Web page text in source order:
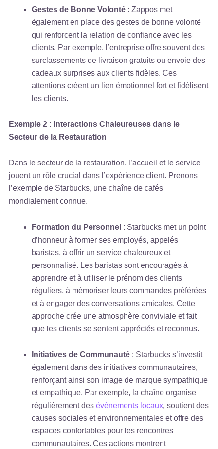
Gestes de Bonne Volonté: Zappos met
également en place des gestes de bonne volonté
qui renforcent la relation de confiance avec les
clients. Par exemple, l’entreprise offre souvent des
surclassements de livraison gratuits ou envoie des
cadeaux surprises aux clients fidèles. Ces
attentions créent un lien émotionnel fort et fidélisent
les clients.
Exemple 2 : Interactions Chaleureuses dans le
Secteur de la Restauration
Dans le secteur de la restauration, l’accueil et le service
jouent un rôle crucial dans l’expérience client. Prenons
l’exemple de Starbucks, une chaîne de cafés
mondialement connue.
Formation du Personnel : Starbucks met un point
d’honneur à former ses employés, appelés
baristas, à offrir un service chaleureux et
personnalisé. Les baristas sont encouragés à
apprendre et à utiliser le prénom des clients
réguliers, à mémoriser leurs commandes préférées
et à engager des conversations amicales. Cette
approche crée une atmosphère conviviale et fait
que les clients se sentent appréciés et reconnus.
Initiatives de Communauté: Starbucks s’investit
également dans des initiatives communautaires,
renforçant ainsi son image de marque sympathique
et empathique. Par exemple, la chaîne organise
régulièrement des événements locaux, soutient des
causes sociales et environnementales et offre des
espaces confortables pour les rencontres
communautaires. Ces actions montrent